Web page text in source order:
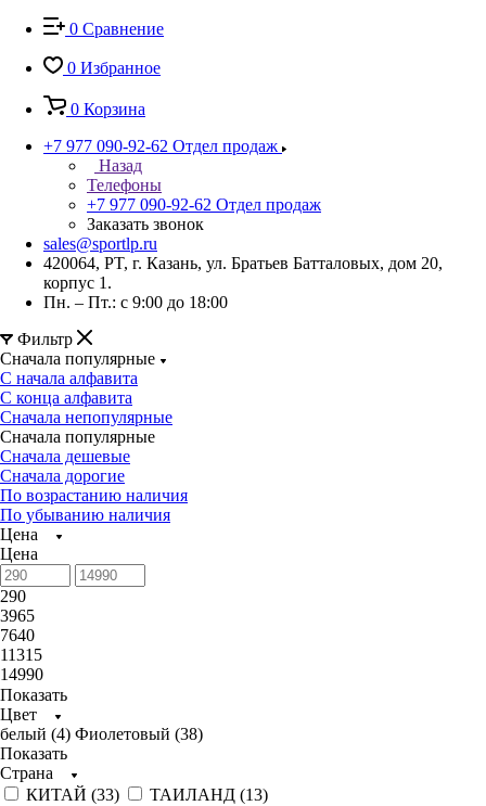
0 Сравнение
0 Избранное
0 Корзина
+7 977 090-92-62 Отдел продаж
Назад
Телефоны
+7 977 090-92-62 Отдел продаж
Заказать звонок
sales@sportlp.ru
420064, PT, г. Казань, ул. Братьев Батталовых, дом 20,
корпус 1.
Пн. – Пт.: с 9:00 до 18:00
Фильтр
Сначала популярные
С начала алфавита
С конца алфавита
Сначала непопулярные
Сначала популярные
Сначала дешевые
Сначала дорогие
По возрастанию наличия
По убыванию наличия
Цена
Цена
290
3965
7640
11315
14990
Показать
Цвет
белый (4) Фиолетовый (38)
Показать
Страна
КИТАЙ (33) ТАИЛАНД (13)